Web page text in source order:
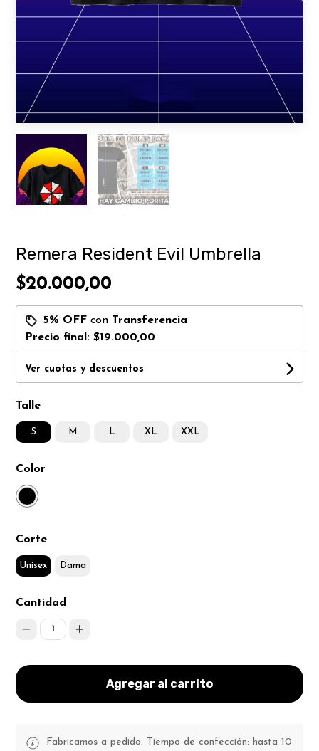
Remera Resident Evil Umbrella
$20.000,00
5% OFF con Transferencia
Precio final:$19.000,00
Ver cuotas y descuentos
Talle
S M L XL XXL
Color
Corte
Unisex Dama
Cantidad
1
Agregar al carrito
Fabricamos a pedido. Tiempo de confección: hasta 10